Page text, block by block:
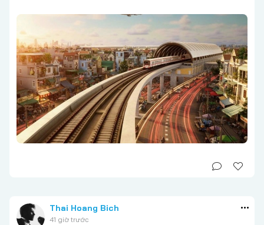
Thai Hoang Bich
41 giờ trước